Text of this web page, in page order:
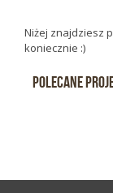
Niżej znajdziesz
koniecznie :)
Polecane